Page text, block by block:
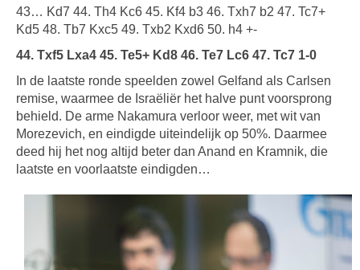
43… Kd7 44. Th4 Kc6 45. Kf4 b3 46. Txh7 b2 47. Tc7+
Kd5 48. Tb7 Kxc5 49. Txb2 Kxd6 50. h4 +-
44. Txf5 Lxa4 45. Te5+ Kd8 46. Te7 Lc6 47. Tc7 1-0
In de laatste ronde speelden zowel Gelfand als Carlsen
remise, waarmee de Israëliër het halve punt voorsprong
behield. De arme Nakamura verloor weer, met wit van
Morezevich, en eindigde uiteindelijk op 50%. Daarmee
deed hij het nog altijd beter dan Anand en Kramnik, die
laatste en voorlaatste eindigden…